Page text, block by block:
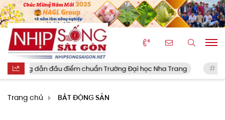
đầu điểm chuẩn Trường Đại học Nha Trang Tielemans gây
Trang chủ BẤT ĐỘNG SẢN